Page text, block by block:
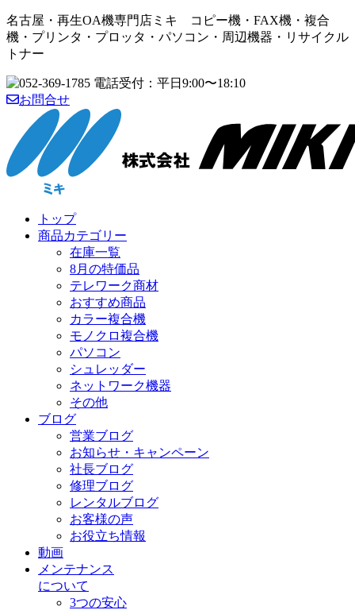
名古屋・再生OA機専門店ミキ コピー機・FAX機・複合
機・プリンタ・プロッタ・パソコン・周辺機器・リサイクル
トナー
お問合せ
トップ
商品カテゴリー
在庫一覧
8月の特価品
テレワーク商材
おすすめ商品
カラー複合機
モノクロ複合機
パソコン
シュレッダー
ネットワーク機器
その他
ブログ
営業ブログ
お知らせ・キャンペーン
社長ブログ
修理ブログ
レンタルブログ
お客様の声
お役立ち情報
動画
メンテナンス
について
3つの安心